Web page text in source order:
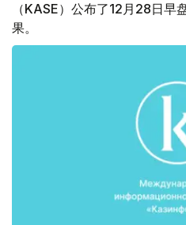
（KASE）公布了12月28日
果。